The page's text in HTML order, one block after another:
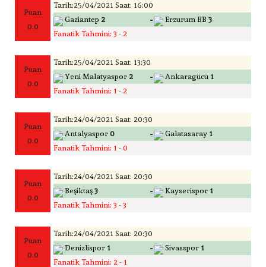
Puan
0.0
Tarih:25/04/2021 Saat: 16:00
Gaziantep 2 - Erzurum BB 3
Fanatik Tahmini: 3 - 2
Puan
0.0
Tarih:25/04/2021 Saat: 13:30
Yeni Malatyaspor 2 - Ankaragücü 1
Fanatik Tahmini: 1 - 2
Puan
0.0
Tarih:24/04/2021 Saat: 20:30
Antalyaspor 0 - Galatasaray 1
Fanatik Tahmini: 1 - 0
Puan
0.0
Tarih:24/04/2021 Saat: 20:30
Beşiktaş 3 - Kayserispor 1
Fanatik Tahmini: 3 - 3
Puan
0.0
Tarih:24/04/2021 Saat: 20:30
Denizlispor 1 - Sivasspor 1
Fanatik Tahmini: 2 - 1